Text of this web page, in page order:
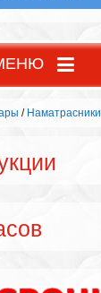
/ Наматрасники